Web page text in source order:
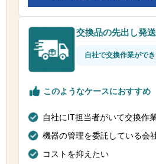
交換品の先出し発
自社で交換作業がで
このようなケースにおすすめ
自社にIT担当者がいて交換作
機器の管理を委託している会
コストを抑えたい